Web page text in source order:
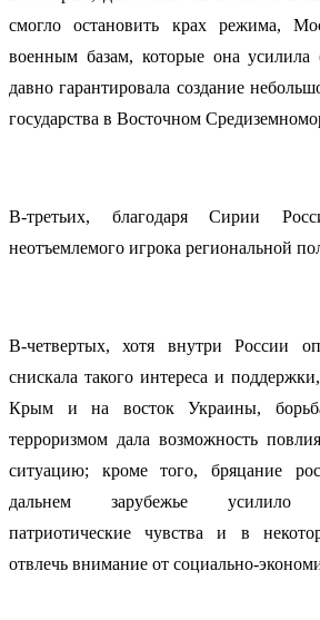
смогло остановить крах режима,
военным базам, которые она
давно гарантировала создание
государства в Восточном
В-третьих, благодаря Сирии
неотъемлемого игрока региональной
В-четвертых, хотя внутри России
снискала такого интереса и
Крым и на восток Украины,
терроризмом дала возможность
ситуацию; кроме того, бряцание
дальнем зарубежье усилило
патриотические чувства и в
отвлечь внимание от социально-